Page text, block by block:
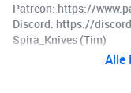
Patreon: https://
Discord: https://
Spira_Knives (Tim)
Alle